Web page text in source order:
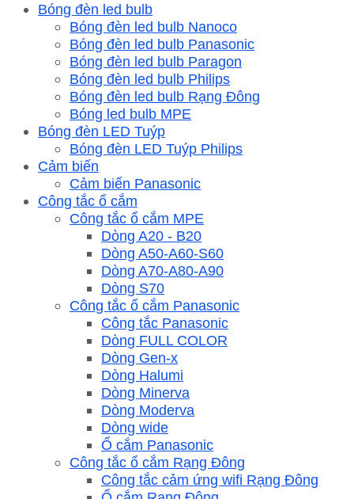
Bóng đèn led bulb
Bóng đèn led bulb Nanoco
Bóng đèn led bulb Panasonic
Bóng đèn led bulb Paragon
Bóng đèn led bulb Philips
Bóng đèn led bulb Rạng Đông
Bóng led bulb MPE
Bóng đèn LED Tuýp
Bóng đèn LED Tuýp Philips
Cảm biến
Cảm biến Panasonic
Công tắc ổ cắm
Công tắc ổ cắm MPE
Dòng A20 - B20
Dòng A50-A60-S60
Dòng A70-A80-A90
Dòng S70
Công tắc ổ cắm Panasonic
Công tắc Panasonic
Dòng FULL COLOR
Dòng Gen-x
Dòng Halumi
Dòng Minerva
Dòng Moderva
Dòng wide
Ổ cắm Panasonic
Công tắc ổ cắm Rạng Đông
Công tắc cảm ứng wifi Rạng Đông